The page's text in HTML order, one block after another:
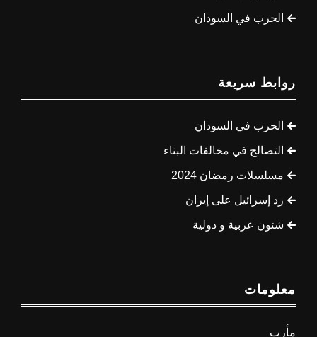
الحرب في السودان
روابط سريعة
الحرب في السودان
التصالح في مخالفات البناء
مسلسلات رمضان 2024
رد إسرائيل على إيران
شئون عربية و دولية
معلومات
مأرب